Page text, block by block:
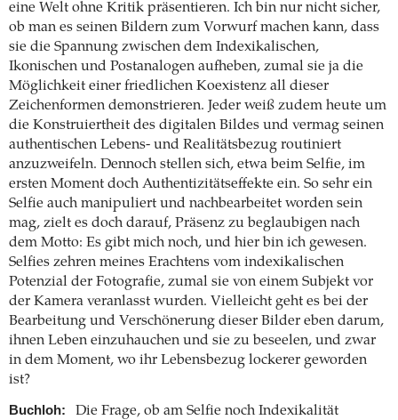
eine Welt ohne Kritik präsentieren. Ich bin nur nicht sicher,
ob man es seinen Bildern zum Vorwurf machen kann, dass
sie die Spannung zwischen dem Indexikalischen,
Ikonischen und Postanalogen aufheben, zumal sie ja die
Möglichkeit einer friedlichen Koexistenz all dieser
Zeichenformen demonstrieren. Jeder weiß zudem heute um
die Konstruiertheit des digitalen Bildes und vermag seinen
authentischen Lebens- und Realitätsbezug routiniert
anzuzweifeln. Dennoch stellen sich, etwa beim Selfie, im
ersten Moment doch Authentizitätseffekte ein. So sehr ein
Selfie auch manipuliert und nachbearbeitet worden sein
mag, zielt es doch darauf, Präsenz zu beglaubigen nach
dem Motto: Es gibt mich noch, und hier bin ich gewesen.
Selfies zehren meines Erachtens vom indexikalischen
Potenzial der Fotografie, zumal sie von einem Subjekt vor
der Kamera veranlasst wurden. Vielleicht geht es bei der
Bearbeitung und Verschönerung dieser Bilder eben darum,
ihnen Leben einzuhauchen und sie zu beseelen, und zwar
in dem Moment, wo ihr Lebensbezug lockerer geworden
ist?
Buchloh:
Die Frage, ob am Selfie noch Indexikalität